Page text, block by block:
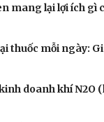
Podcast
Đọc
Hạt
mang lại lợi ích gì
thuốc mỗi ngày:
doanh khí N2O